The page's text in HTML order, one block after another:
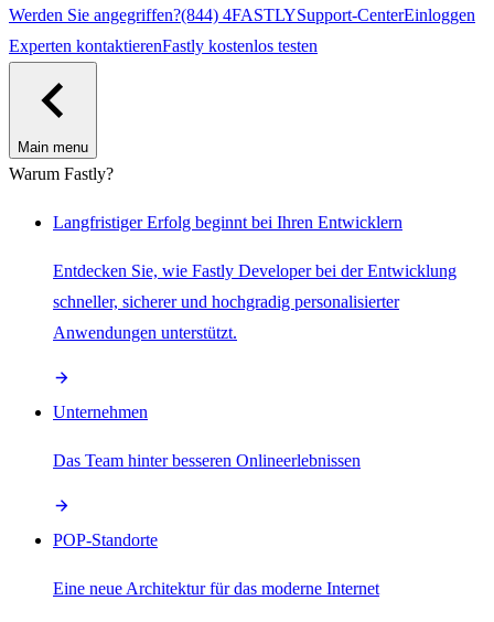
Werden Sie angegriffen?(844) 4FASTLYSupport-CenterEinloggen
Experten kontaktierenFastly kostenlos testen
Main menu
Warum Fastly?
Langfristiger Erfolg beginnt bei Ihren Entwicklern
Entdecken Sie, wie Fastly Developer bei der Entwicklung
schneller, sicherer und hochgradig personalisierter
Anwendungen unterstützt.
Unternehmen
Das Team hinter besseren Onlineerlebnissen
POP-Standorte
Eine neue Architektur für das moderne Internet